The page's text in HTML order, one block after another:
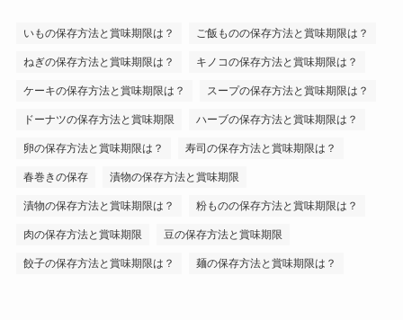
いもの保存方法と賞味期限は？ ご飯ものの保存方法と賞味期限は？
ねぎの保存方法と賞味期限は？ キノコの保存方法と賞味期限は？
ケーキの保存方法と賞味期限は？ スープの保存方法と賞味期限は？
ドーナツの保存方法と賞味期限 ハーブの保存方法と賞味期限は？
卵の保存方法と賞味期限は？ 寿司の保存方法と賞味期限は？
春巻きの保存 漬物の保存方法と賞味期限
漬物の保存方法と賞味期限は？ 粉ものの保存方法と賞味期限は？
肉の保存方法と賞味期限 豆の保存方法と賞味期限
餃子の保存方法と賞味期限は？ 麺の保存方法と賞味期限は？